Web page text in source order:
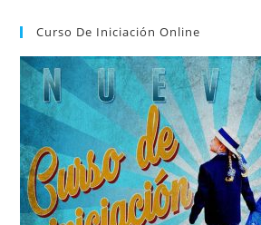
Curso De Iniciación Online